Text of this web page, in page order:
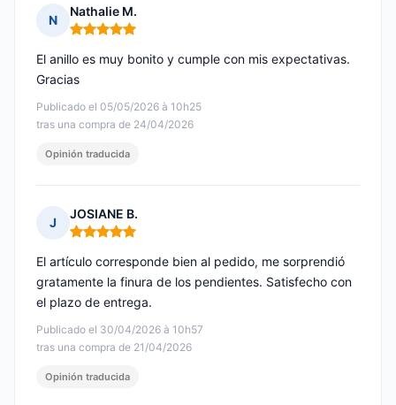
N
Nathalie M.
Nota: 5 de 5
Publicado el 05/05/2026 à 10h25
tras una compra de 24/04/2026
El anillo es muy bonito y cumple con mis expectativas.
Gracias
Opinión traducida
J
JOSIANE B.
Nota: 5 de 5
Publicado el 30/04/2026 à 10h57
tras una compra de 21/04/2026
El artículo corresponde bien al pedido, me sorprendió
gratamente la finura de los pendientes. Satisfecho con
el plazo de entrega.
Opinión traducida